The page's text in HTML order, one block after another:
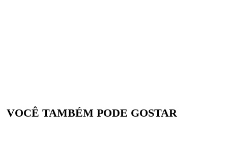
VOCÊ TAMBÉM PODE GOSTAR